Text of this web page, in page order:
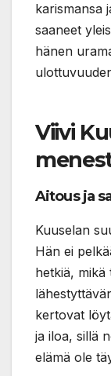
karismansa
saaneet
hänen
Viivi
Aitous ja
Kuuselan
Hän ei
hetkiä, mikä
kertovat
ja iloa, sillä
elämä ole